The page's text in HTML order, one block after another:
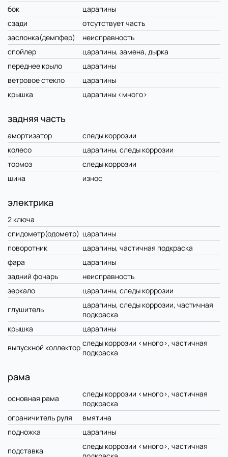
бок
царапины
сзади
отсутствует часть
заслонка(демпфер)
неисправность
спойлер
царапины, замена, дырка
переднее крыло
царапины
ветровое стекло
царапины
крышка
царапины <много>
задняя часть
амортизатор
следы коррозии
колесо
царапины, следы коррозии
тормоз
следы коррозии
шина
износ
электрика
2 ключа
спидометр(одометр) царапины
поворотник
царапины, частичная подкраска
фара
царапины
задний фонарь
неисправность
зеркало
царапины, следы коррозии
глушитель
царапины, следы коррозии, частичная
подкраска
крышка
царапины
выпускной коллектор следы коррозии <много>, частичная
подкраска
рама
основная рама
следы коррозии <много>, частичная
подкраска
ограничитель руля
вмятина
подножка
царапины
подставка
следы коррозии <много>, частичная